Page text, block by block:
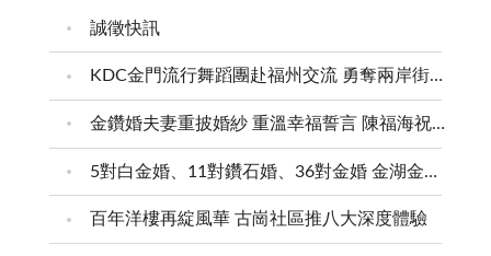
院審理時的重要佐證。 這起商標爭議不僅是YouTube
標登記與品牌歸屬協議，往往會在未來的發展中埋下法
律風險。 創業者應從一開始就確保智慧財產權的歸屬
清晰，例如透過合約明確規範品牌權利、商標註冊的分
配方式，以及股權變更的程序。此外，當企業規模逐漸
擴大時，應確保公司的財務透明度，避免因資訊不對稱
時間和精神。 此外，家庭主婦還需應對無數的隱形壓
力，像是孩子的教育、長輩的照顧、家庭的財務管理，
甚至連丈夫在外遇到的挫折，回到家後的情緒管理，也
往往是家庭主婦在默默承受與消化。長期下來，這樣的
高壓與勞累，讓許多家庭主婦身心俱疲，卻又無法真正
地喊停，因為她們沒有休息的選擇。 家庭主婦雖然辛
勞，但最讓人心寒的是，她們的勞動往往沒有薪資回
報。相較於其他職業，家庭主婦雖然也是在付出時間、
第二天芷妍就帶來二十元還給子衡了。導師心想：幸好
雙方家長觀念正確，這事容易解決。只是芷妍和子衡雖
經師長和父母說之以理，卻還並未真的心服口服。 社
會上有些債務人平時膨風、實則存心賴帳；有些債權人
貪得無厭、坐地起價，即使鬧上法院、經過法官裁決，
也不見得有好的結果。希望芷妍和子衡年齡稍長後，能
懂得父母師長為何如此處理這次的金錢糾紛，而不要變
誠徵快訊
KDC金門流行舞蹈團赴福州交流 勇奪兩岸街舞賽三等獎
金鑽婚夫妻重披婚紗 重溫幸福誓言 陳福海祝福牽手半世紀 情深相守成典範
5對白金婚、11對鑽石婚、36對金婚 金湖金沙夫妻共享榮耀時刻 陳福海表揚金鑽婚夫妻 向半世紀相守家庭典範致敬
百年洋樓再綻風華 古崗社區推八大深度體驗